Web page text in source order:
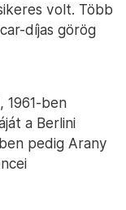
volt. Több
díjas görög
1961-ben
a Berlini
pedig Arany